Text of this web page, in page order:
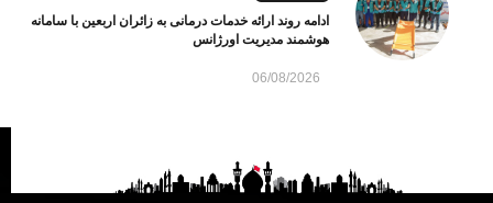
ادامه روند ارائه خدمات درمانی به زائران اربعین با سامانه
هوشمند مدیریت اورژانس
06/08/2026